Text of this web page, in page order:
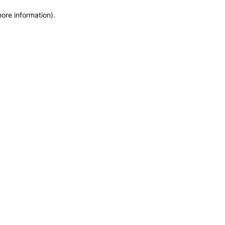
information).